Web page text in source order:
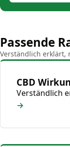
Passende
Verständlich erklärt,
CBD
Verständlich
→